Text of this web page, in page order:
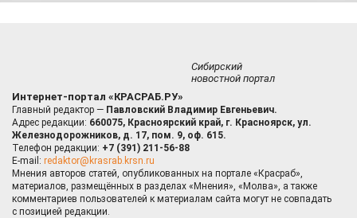
Сибирский
новостной портал
Интернет-портал «КРАСРАБ.РУ»
Главный редактор — Павловский Владимир Евгеньевич.
Адрес редакции: 660075, Красноярский край, г. Красноярск, ул.
Железнодорожников, д. 17, пом. 9, оф. 615.
Телефон редакции: +7 (391) 211-56-88
E-mail: redaktor@krasrab.krsn.ru
Мнения авторов статей, опубликованных на портале «Красраб»,
материалов, размещённых в разделах «Мнения», «Молва», а также
комментариев пользователей к материалам сайта могут не совпадать
с позицией редакции.